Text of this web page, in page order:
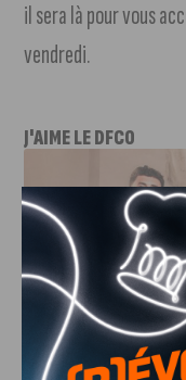
il sera là pour vous
vendredi.
J'AIME LE DFCO
LE DFCO DÉVOILE
SAISON 2026-